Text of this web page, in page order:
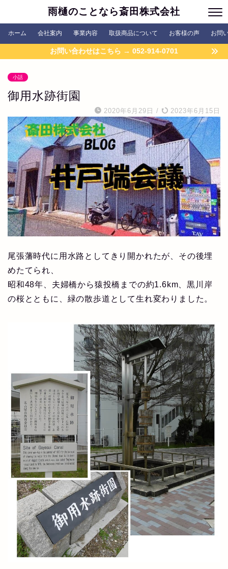
雨樋のことなら斎田株式会社
ホーム 会社案内 事業内容 取扱商品について お客様の声 お問
お問い合わせはこちら → 052-914-0701
小話
御用水跡街園
2020年6月29日 / 2023年6月15日
尾張藩時代に用水路としてきり開かれたが、その後埋
めたてられ、
昭和48年、夫婦橋から猿投橋までの約1.6km、黒川岸
の桜とともに、緑の散歩道として生れ変わりました。